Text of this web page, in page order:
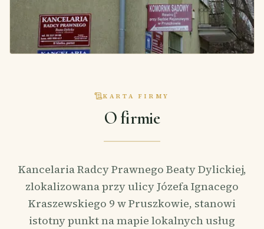
KARTA FIRMY
O firmie
Kancelaria Radcy Prawnego Beaty Dylickiej,
zlokalizowana przy ulicy Józefa Ignacego
Kraszewskiego 9 w Pruszkowie, stanowi
istotny punkt na mapie lokalnych usług